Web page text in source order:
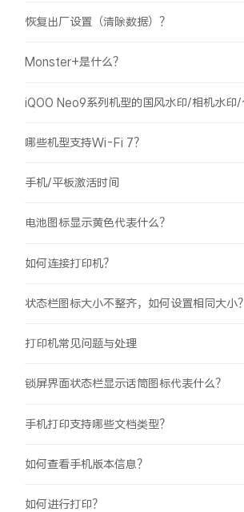
恢复出厂设置（清除数据）？
Monster+是什么？
哪些机型支持Wi-Fi 7？
手机/平板激活时间
电池图标显示黄色代表什么？
如何连接打印机？
状态栏图标大小不整齐，如何设置相同大小？
打印机常见问题与处理
锁屏界面状态栏显示话筒图标代表什么？
手机打印支持哪些文档类型？
如何查看手机版本信息？
如何进行打印？